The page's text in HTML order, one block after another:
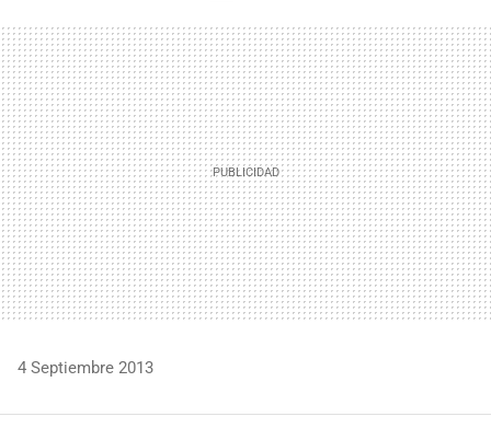
MAIL
4 Septiembre 2013